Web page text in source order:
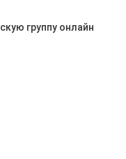
группу онлайн